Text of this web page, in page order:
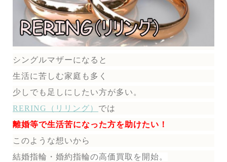
シングルマザーになると
生活に苦しむ家庭も多く
少しでも足しにしたい方が多い。
RERING（リリング） では
離婚等で生活苦になった方を助けたい！
このような想いから
結婚指輪・婚約指輪の高価買取を開始。